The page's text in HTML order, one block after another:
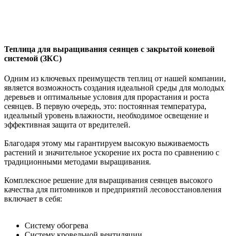
Теплица для выращивания сеянцев с закрытой коневой
системой (ЗКС)
Одним из ключевых преимуществ теплиц от нашей компании,
является возможность создания идеальной среды для молодых
деревьев и оптимальные условия для прорастания и роста
сеянцев. В первую очередь, это: постоянная температура,
идеальный уровень влажности, необходимое освещение и
эффективная защита от вредителей.
Благодаря этому мы гарантируем высокую выживаемость
растений и значительное ускорение их роста по сравнению с
традиционными методами выращивания.
Комплексное решение для выращивания сеянцев высокого
качества для питомников и предприятий лесовосстановления
включает в себя:
Систему обогрева